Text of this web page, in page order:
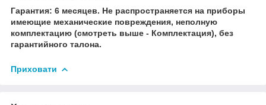
Гарантия: 6 месяцев. Не распространяется на приборы
имеющие механические повреждения, неполную
комплектацию (смотреть выше - Комплектация), без
гарантийного талона.
Приховати